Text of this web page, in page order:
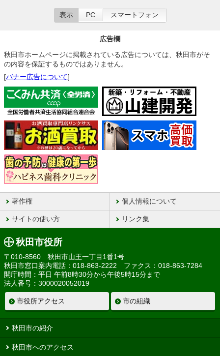
表示 PC スマートフォン
広告欄
秋田市ホームページに掲載されている広告については、秋田市がそ
の内容を保証するものではありません。
[バナー広告について]
著作権 個人情報について
サイトの使い方 リンク集
秋田市役所
〒010-8560 秋田市山王一丁目1番1号
秋田市窓口案内電話：018-863-2222 ファクス：018-863-7284
開庁時間：平日 午前8時30分から午後5時15分まで
法人番号：3000020052019
市役所アクセス 市の組織
秋田市の紹介
秋田市へのアクセス